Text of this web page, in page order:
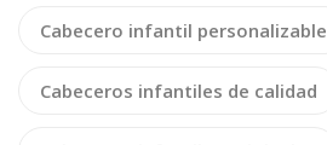
Cabecero infantil personalizable
Cabeceros infantiles de calidad